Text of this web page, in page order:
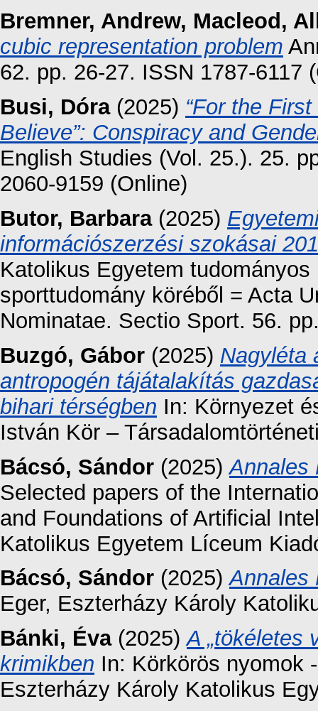
Bremner, Andrew, Macleod,
cubic representation problem
62. pp. 26-27. ISSN 1787-6117
Busi, Dóra(2025) “For the
Believe”: Conspiracy and
English Studies (Vol. 25.). 25.
2060-9159 (Online)
Butor, Barbara(2025)
információszerzési szokásai
Katolikus Egyetem
sporttudomány köréből = Acta
Nominatae. Sectio Sport. 56.
Buzgó, Gábor (2025) Nagyléta
antropogén tájátalakítás
bihari térségben In: Környezet
István Kör –
Bácsó, Sándor (2025)Annales
Selected papers of the
and Foundations of Artificial
Katolikus Egyetem Líceum
Bácsó, Sándor (2025)Annales
Eger, Eszterházy Károly
Bánki, Éva(2025)A „tökéletes
krimikben In: Körkörös nyomok
Eszterházy Károly Katolikus